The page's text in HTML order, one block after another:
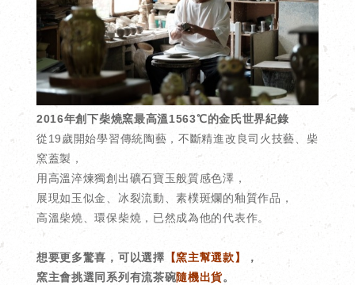
2016年創下柴燒窯最高溫1563℃的金氏世界紀錄
從19歲開始學習傳統陶藝，不斷精進改良司火技藝、柴
窯蓋製，
用高溫淬煉獨創出礦石寶玉般質感色澤，
展現如玉似金、冰裂流動、素樸斑爛的釉質作品，
高溫柴燒、環保柴燒，已然成為他的代表作。
想要更多驚喜，可以選擇 【窯主幫選款】
，
窯主會挑選同系列有流茶碗隨機出貨。